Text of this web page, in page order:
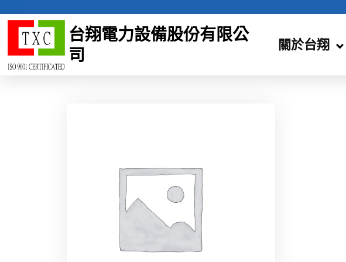
content
台翔電力設備股份有限公
司
關於台翔